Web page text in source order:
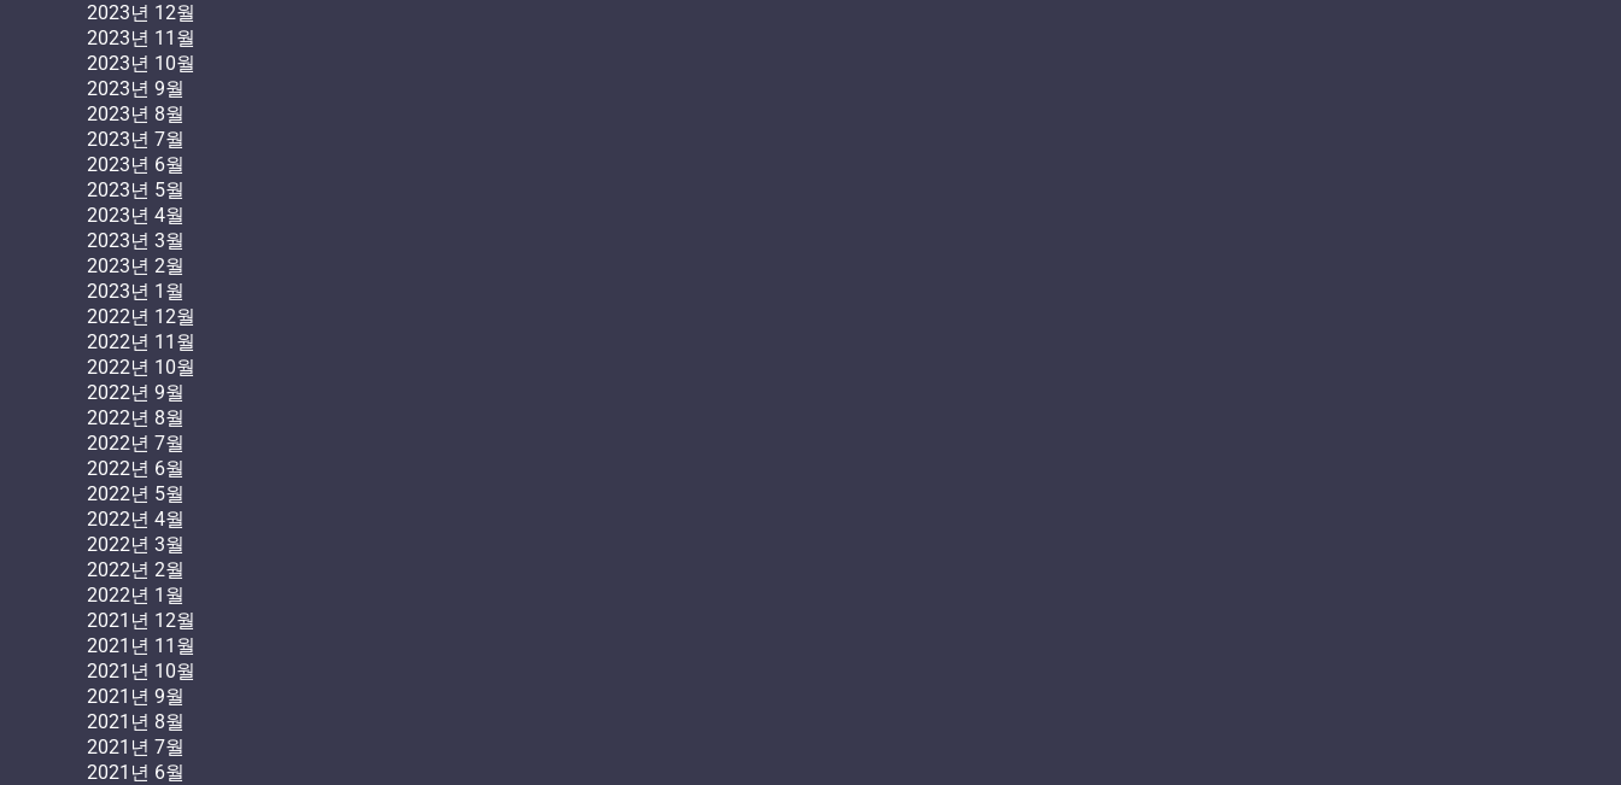
2023년 12월
2023년 11월
2023년 10월
2023년 9월
2023년 8월
2023년 7월
2023년 6월
2023년 5월
2023년 4월
2023년 3월
2023년 2월
2023년 1월
2022년 12월
2022년 11월
2022년 10월
2022년 9월
2022년 8월
2022년 7월
2022년 6월
2022년 5월
2022년 4월
2022년 3월
2022년 2월
2022년 1월
2021년 12월
2021년 11월
2021년 10월
2021년 9월
2021년 8월
2021년 7월
2021년 6월